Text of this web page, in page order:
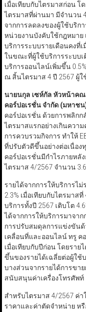
เมื่อเทียบกับไตรมาสก่อน โ
ไตรมาสที่ผ่านมา มีจำนวน
จากการลดลงของผู้ใช้บริก
หน่วยงานบังคับใช้กฎหมาย
บริการระบบรายเดือนคงที่
ในขณะที่ผู้ใช้บริการระบบเ
บริการออนไลน์เพิ่มขึ้น
ณ สิ้นไตรมาส 4 ปี 2567 ผู้
นายนกุล เซห์กัล หัวหน้าคณ
คอร์ปอเรชั่น จำกัด (มหาชน
คอร์ปอเรชั่น ด้วยการพลิก
ไตรมาสแรกอย่างเกินควา
การควบรวมกิจการ ทำให้
ที่ปรับตัวดีขึ้นอย่างต่อเนื่อง
คอร์ปอเรชั่นมีกำไรภายหลั
ไตรมาส 4/2567 จำนวน
รายได้จากการให้บริการไ
2.3% เมื่อเทียบกับไตรมาส
บริการทั้งปี 2567 เติบโต
ได้จากการให้บริการมาจา
การปรับสมดุลการแข่งขัน
เคลื่อนที่และออนไลน์ ทรู ค
เมื่อเทียบกับปีก่อน โดยราย
ขึ้นของรายได้เฉลี่ยต่อผู้ใช้
บางส่วนจากรายได้การขา
สนับสนุนค่าเครื่องโทรศัพท์
สำหรับไตรมาส 4/2567 ค่า
ราคาและค่าตัดจำหน่าย หรื